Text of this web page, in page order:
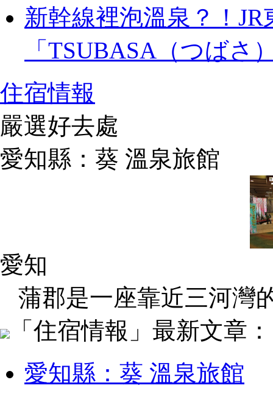
新幹線裡泡溫泉？！
「TSUBASA（つばさ
住宿情報
嚴選好去處
愛知縣：葵 溫泉旅館
愛知
蒲郡是一座靠近三河灣
「住宿情報」最新文章：
愛知縣：葵 溫泉旅館